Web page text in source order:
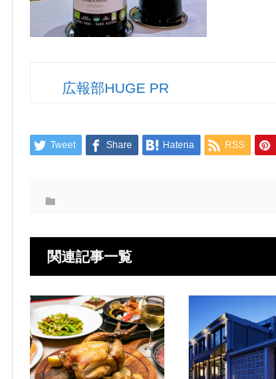
広報部HUGE PR
Tweet Share Hatena RSS
関連記事一覧